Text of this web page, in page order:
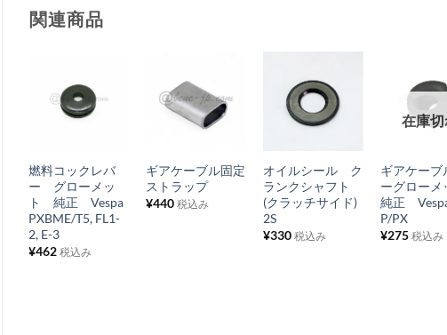
関連商品
お
入
り
リ
燃料コックレバ
ー グローメッ
ト 純正 Vespa
PXBME/T5, FL1-
2, E-3
¥462 税込み
お
気
入
り
ギアケーブル固定
ストラップ
¥440 税込み
お
気
入
り
ス
オイルシール ク
ランクシャフト
(クラッチサイド)
2S
¥330 税込み
お
気
入
り
ス
在庫
ギアケーブ
ーグローメ
純正
P/PX
¥275 税込み